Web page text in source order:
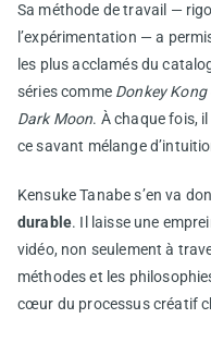
Sa méthode de travail —
l’expérimentation — a
les plus acclamés du
séries comme Donkey
Dark Moon. À chaque fois,
ce savant mélange
Kensuke Tanabe s’en va
durable. Il laisse une
vidéo, non seulement à
méthodes et les
cœur du processus créatif